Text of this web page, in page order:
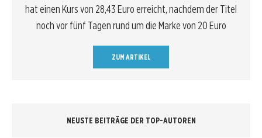
hat einen Kurs von 28,43 Euro erreicht, nachdem der Titel
noch vor fünf Tagen rund um die Marke von 20 Euro
ZUM ARTIKEL
NEUSTE BEITRÄGE DER TOP-AUTOREN